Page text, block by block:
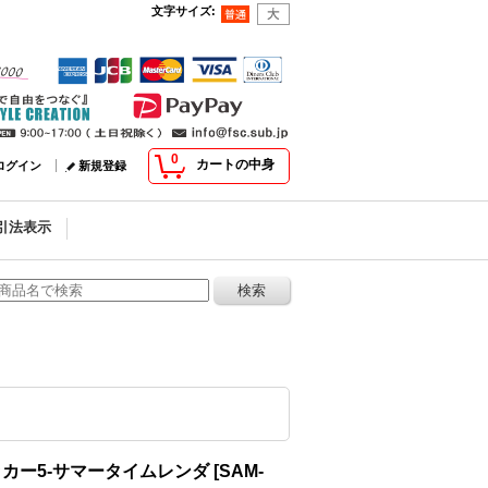
文字サイズ:
0 カートの中身
グイン 新規登録
法表示
ー5-サマータイムレンダ [SAM-